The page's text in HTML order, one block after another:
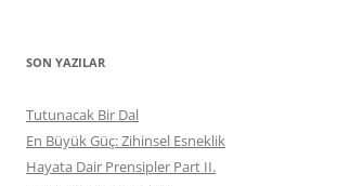
SON YAZILAR
Tutunacak Bir Dal
En Büyük Güç: Zihinsel Esneklik
Hayata Dair Prensipler Part II.